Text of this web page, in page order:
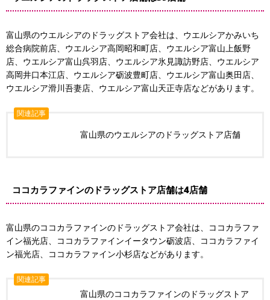
富山県のウエルシアのドラッグストア会社は、ウエルシアかみいち
総合病院前店、ウエルシア高岡昭和町店、ウエルシア富山上飯野
店、ウエルシア富山呉羽店、ウエルシア氷見諏訪野店、ウエルシア
高岡井口本江店、ウエルシア砺波豊町店、ウエルシア富山奥田店、
ウエルシア滑川吾妻店、ウエルシア富山天正寺店などがあります。
関連記事
富山県のウエルシアのドラッグストア店舗
ココカラファインのドラッグストア店舗は4店舗
富山県のココカラファインのドラッグストア会社は、ココカラファ
イン福光店、ココカラファインイータウン砺波店、ココカラファイ
ン福光店、ココカラファイン小杉店などがあります。
関連記事
富山県のココカラファインのドラッグストア